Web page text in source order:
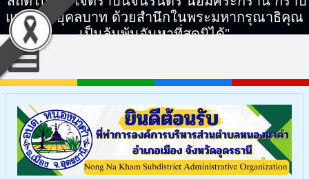
แทบพระยุคลบาท ด้วยสำนึกในพระมหากรุณาธิคุณ
เป็นล้นพ้นอันหาที่สุดมิได้"